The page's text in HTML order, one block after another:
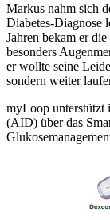
Markus nahm sich
Diabetes-Diagnose
Jahren bekam er
besonders
er wollte seine
sondern weiter
myLoop unterstützt
(AID) über das